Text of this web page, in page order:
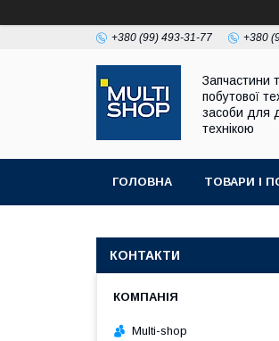
+380 (99) 493-31-77 +380
Запчастини
побутової
засоби для
технікою
ГОЛОВНА ТОВАРИ І
КОНТАКТИ
Multi-shop